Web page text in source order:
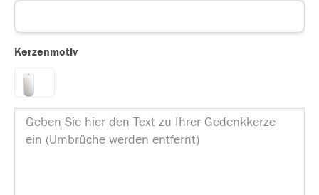
Kerzenmotiv